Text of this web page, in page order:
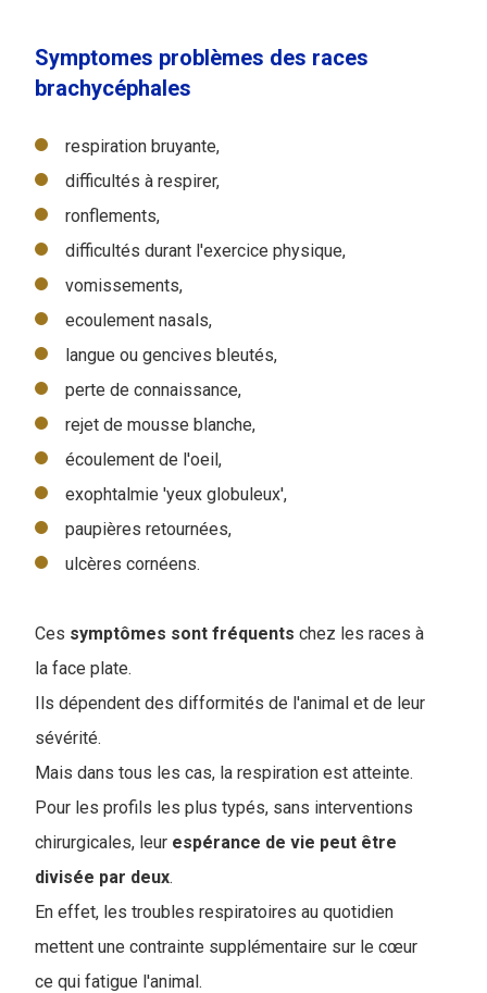
Symptomes problèmes des races
brachycéphales
respiration bruyante,
difficultés à respirer,
ronflements,
difficultés durant l'exercice physique,
vomissements,
ecoulement nasals,
langue ou gencives bleutés,
perte de connaissance,
rejet de mousse blanche,
écoulement de l'oeil,
exophtalmie 'yeux globuleux',
paupières retournées,
ulcères cornéens.
Ces symptômes sont fréquents chez les races à
la face plate.
Ils dépendent des difformités de l'animal et de leur
sévérité.
Mais dans tous les cas, la respiration est atteinte.
Pour les profils les plus typés, sans interventions
chirurgicales, leur espérance de vie peut être
divisée par deux.
En effet, les troubles respiratoires au quotidien
mettent une contrainte supplémentaire sur le cœur
ce qui fatigue l'animal.